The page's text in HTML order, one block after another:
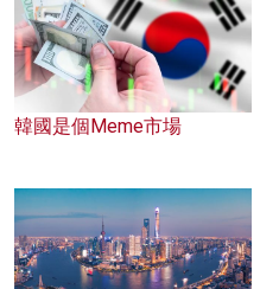
韓國是個Meme市場